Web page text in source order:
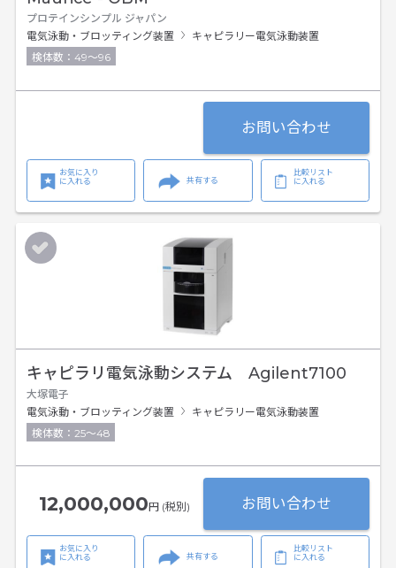
プロテインシンプル ジャパン
電気泳動・ブロッティング装置
キャピラリー電気泳動装置
検体数：49～96
お問い合わせ
お気に入り
に入れる
共有する
比較リスト
に入れる
キャピラリ電気泳動システム Agilent7100
大塚電子
電気泳動・ブロッティング装置
キャピラリー電気泳動装置
検体数：25～48
12,000,000円 (税別) お問い合わせ
お気に入り
に入れる
共有する
比較リスト
に入れる